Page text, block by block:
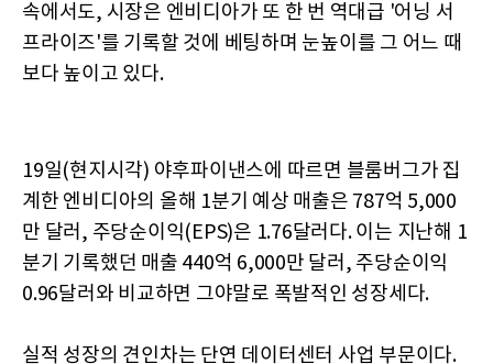
속에서도, 시장은 엔비디아가 또 한 번 역대급 '어닝 서
프라이즈'를 기록할 것에 베팅하며 눈높이를 그 어느 때
보다 높이고 있다.
19일(현지시각) 야후파이낸스에 따르면 블룸버그가 집
계한 엔비디아의 올해 1분기 예상 매출은 787억 5,000
만 달러, 주당순이익(EPS)은 1.76달러다. 이는 지난해 1
분기 기록했던 매출 440억 6,000만 달러, 주당순이익
0.96달러와 비교하면 그야말로 폭발적인 성장세다.
실적 성장의 견인차는 단연 데이터센터 사업 부문이다.